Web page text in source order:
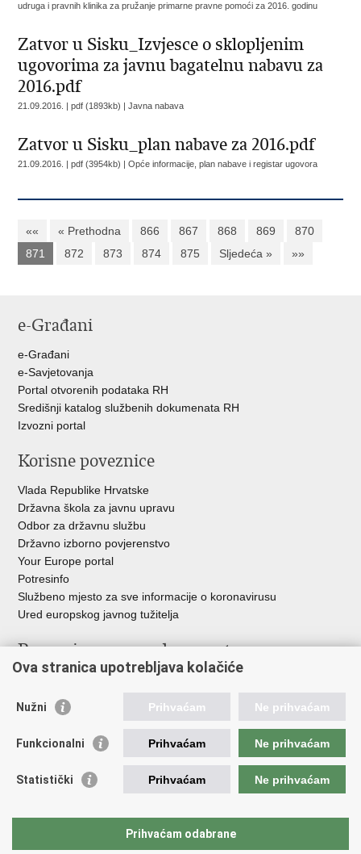
udruga i pravnih klinika za pružanje primarne pravne pomoći za 2016. godinu
Zatvor u Sisku_Izvjesce o sklopljenim
ugovorima za javnu bagatelnu nabavu za
2016.pdf
21.09.2016. | pdf (1893kb) |Javna nabava
Zatvor u Sisku_plan nabave za 2016.pdf
21.09.2016. | pdf (3954kb) |Opće informacije, plan nabave i registar ugovora
«« « Prethodna 866 867 868 869
870
871
872 873 874 875 Sljedeća » »»
e-Građani
e-Građani
e-Savjetovanja
Portal otvorenih podataka RH
Središnji katalog službenih dokumenata RH
Izvozni portal
Korisne poveznice
Vlada Republike Hrvatske
Državna škola za javnu upravu
Odbor za državnu službu
Državno izborno povjerenstvo
Your Europe portal
Potresinfo
Službeno mjesto za sve informacije o koronavirusu
Ured europskog javnog tužitelja
Poveznice pravosudnog sustava
Državno odvjetništvo
Ured za suzbijanje korupcije i organiziranog kriminaliteta
Državnoodvjetničko vijeće
Hrvatska odvjetnička komora
Europski pravosudni portal
Ova stranica upotrebljava kolačiće
Nužni Prihvaćam Ne prihvaćam
Funkcionalni Prihvaćam Ne prihvaćam
Statistički Prihvaćam Ne prihvaćam
Prihvaćam odabrane